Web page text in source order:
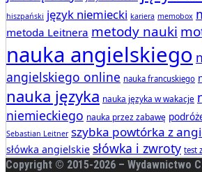
hiszpański język niemiecki kariera memobox
metoda Leitnera metody nauki
nauka angielskiego
angielskiego online nauka francuskiego
nauka języka nauka języka w wakacje
niemieckiego nauka przez zabawę
Sebastian Leitner szybka powtórka z
słówka angielskie słówka i zwroty test
Copyright © 2015-2026 – Wydawnictwo